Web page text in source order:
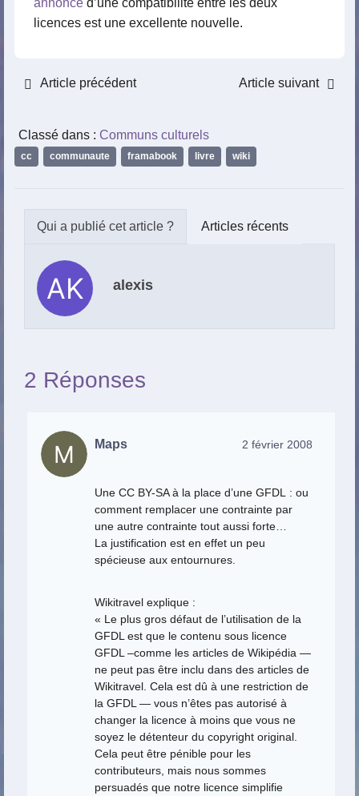
annonce d’une compatibilité entre les deux
licences est une excellente nouvelle.
Article précédent Article suivant
Classé dans : Communs culturels
cc communaute framabook livre wiki
Articles récents
alexis
2 Réponses
Maps 2 février 2008
Une CC BY-SA à la place d’une GFDL : ou
comment remplacer une contrainte par
une autre contrainte tout aussi forte…
La justification est en effet un peu
spécieuse aux entournures.
Wikitravel explique :
« Le plus gros défaut de l’utilisation de la
GFDL est que le contenu sous licence
GFDL –comme les articles de Wikipédia —
ne peut pas être inclu dans des articles de
Wikitravel. Cela est dû à une restriction de
la GFDL — vous n’êtes pas autorisé à
changer la licence à moins que vous ne
soyez le détenteur du copyright original.
Cela peut être pénible pour les
contributeurs, mais nous sommes
persuadés que notre licence simplifie